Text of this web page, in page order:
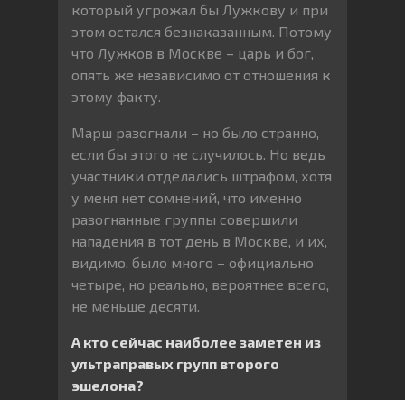
который угрожал бы Лужкову и при
этом остался безнаказанным. Потому
что Лужков в Москве – царь и бог,
опять же независимо от отношения к
этому факту.
Марш разогнали – но было странно,
если бы этого не случилось. Но ведь
участники отделались штрафом, хотя
у меня нет сомнений, что именно
разогнанные группы совершили
нападения в тот день в Москве, и их,
видимо, было много – официально
четыре, но реально, вероятнее всего,
не меньше десяти.
А кто сейчас наиболее заметен из
ультраправых групп второго
эшелона?